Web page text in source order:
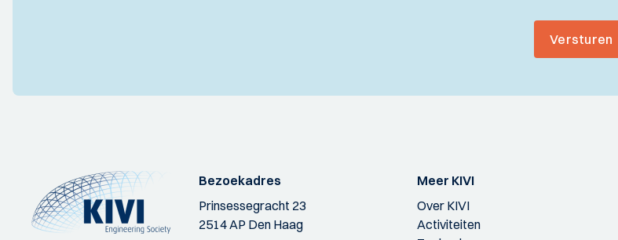
Versturen
Bezoekadres
Prinsessegracht 23
2514 AP Den Haag
Meer KIVI
Over KIVI
Activiteiten